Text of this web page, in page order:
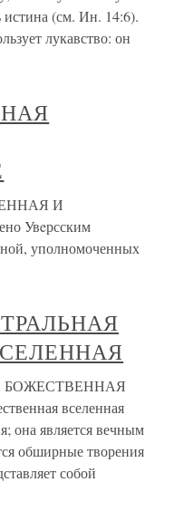
(см. Ин. 14:6).
лукавство: он
И
Увeрсским
уполномоченных
БОЖЕСТВЕННАЯ
вселенная
она является вечным
обширные творения
собой